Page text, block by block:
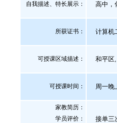
自我描述、特长展示 ： 高中，
所获证书 ： 计算机
可授课区域描述： 和平区,
可授课时间： 周一晚
家教简历：
学员评价：
接单三